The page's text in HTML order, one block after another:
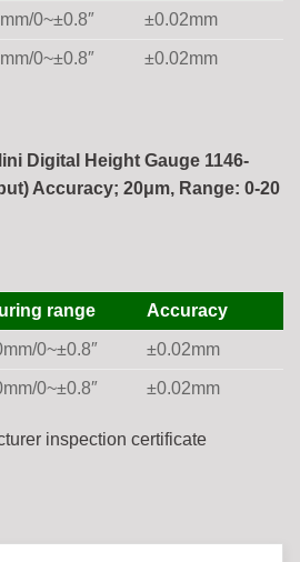
0~±0.8″ ±0.02mm
0~±0.8″ ±0.02mm
Digital Height Gauge 1146-
Accuracy; 20μm, Range: 0-20
range Accuracy
0~±0.8″ ±0.02mm
0~±0.8″ ±0.02mm
inspection certificate